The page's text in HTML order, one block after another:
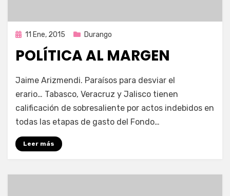
Publicada
11 Ene, 2015 Durango
POLÍTICA AL MARGEN
por Enrique
Jaime Arizmendi. Paraísos para desviar el
erario… Tabasco, Veracruz y Jalisco tienen
calificación de sobresaliente por actos indebidos en
todas las etapas de gasto del Fondo…
Leer más